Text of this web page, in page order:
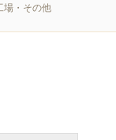
場・その他